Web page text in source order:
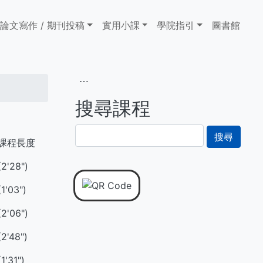
論文寫作 / 期刊投稿 實用小課 學院指引 圖書館
程長度
⋯
搜尋課程
尋